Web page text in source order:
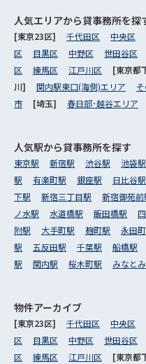
人気エリアから貸事務所を探
[東京23区] 千代田区 中央区
区
目黒区 中野区 世田谷区
区
練馬区 江戸川区 [東京
川] 関内駅東口(海側)エリア
市
[埼玉] 春日部･越谷エリア
人気駅から貸事務所を探す
東京駅 新宿駅 渋谷駅 池袋駅
駅
有楽町駅 銀座駅 日比谷駅
下駅
新宿三丁目駅 新宿御苑前
ノ水駅
水道橋駅 飯田橋駅
附駅
大手町駅 麹町駅 永田
駅
五反田駅 千葉駅 船橋駅
駅
関内駅 桜木町駅 みなと
物件アーカイブ
[東京23区] 千代田区 中央区
区
目黒区 中野区 世田谷区
区
練馬区 江戸川区 [東京